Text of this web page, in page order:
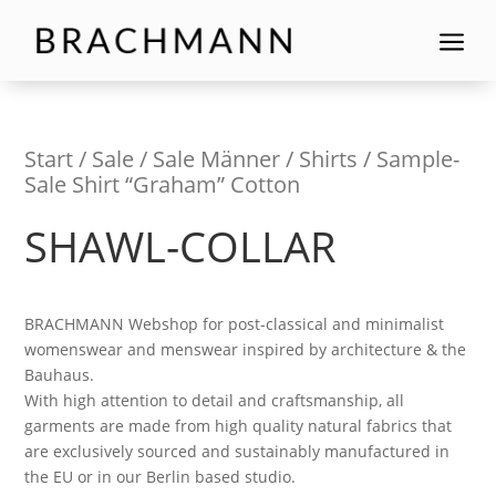
a
Start/ Sale / Sale Männer/ Shirts / Sample-
Sale Shirt “Graham” Cotton
SHAWL-COLLAR
BRACHMANN Webshop for post-classical and minimalist
womenswear and menswear inspired by architecture & the
Bauhaus.
With high attention to detail and craftsmanship, all
garments are made from high quality natural fabrics that
are exclusively sourced and sustainably manufactured in
the EU or in our Berlin based studio.